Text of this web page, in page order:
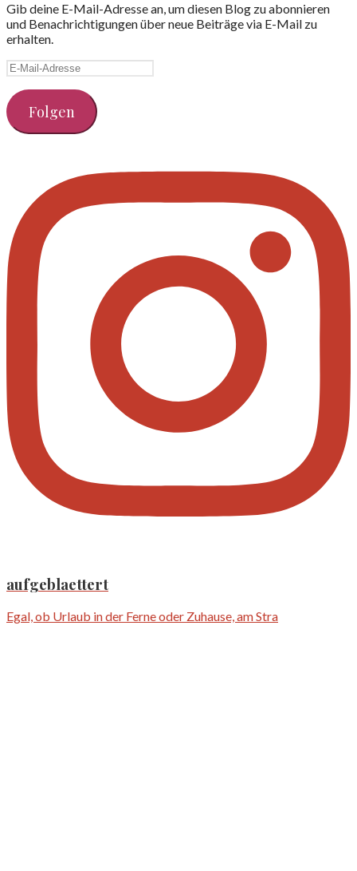
Gib deine E-Mail-Adresse an, um diesen Blog zu abonnieren
und Benachrichtigungen über neue Beiträge via E-Mail zu
erhalten.
E-
Adresse
Folgen
aufgeblaettert
Egal, ob Urlaub in der Ferne oder Zuhause, am Stra